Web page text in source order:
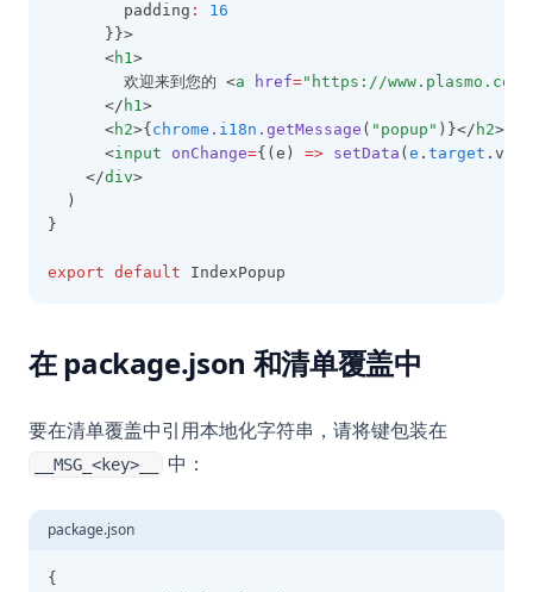
        padding
:
16
      }}>
      <
h1>
        欢迎来到您的 <
a href="https://www.plasmo.com"
      </
h1>
      <
h2>{ chrome . i18n .getMessage ( "popup" )}</ h2>
      <
input onChange={(e) => setData ( e . target
    </
div>
  )
}
export default IndexPopup
在 package.json 和清单覆盖中
要在清单覆盖中引用本地化字符串，请将键包装在
__MSG_<key>__ 中：
package.json
{